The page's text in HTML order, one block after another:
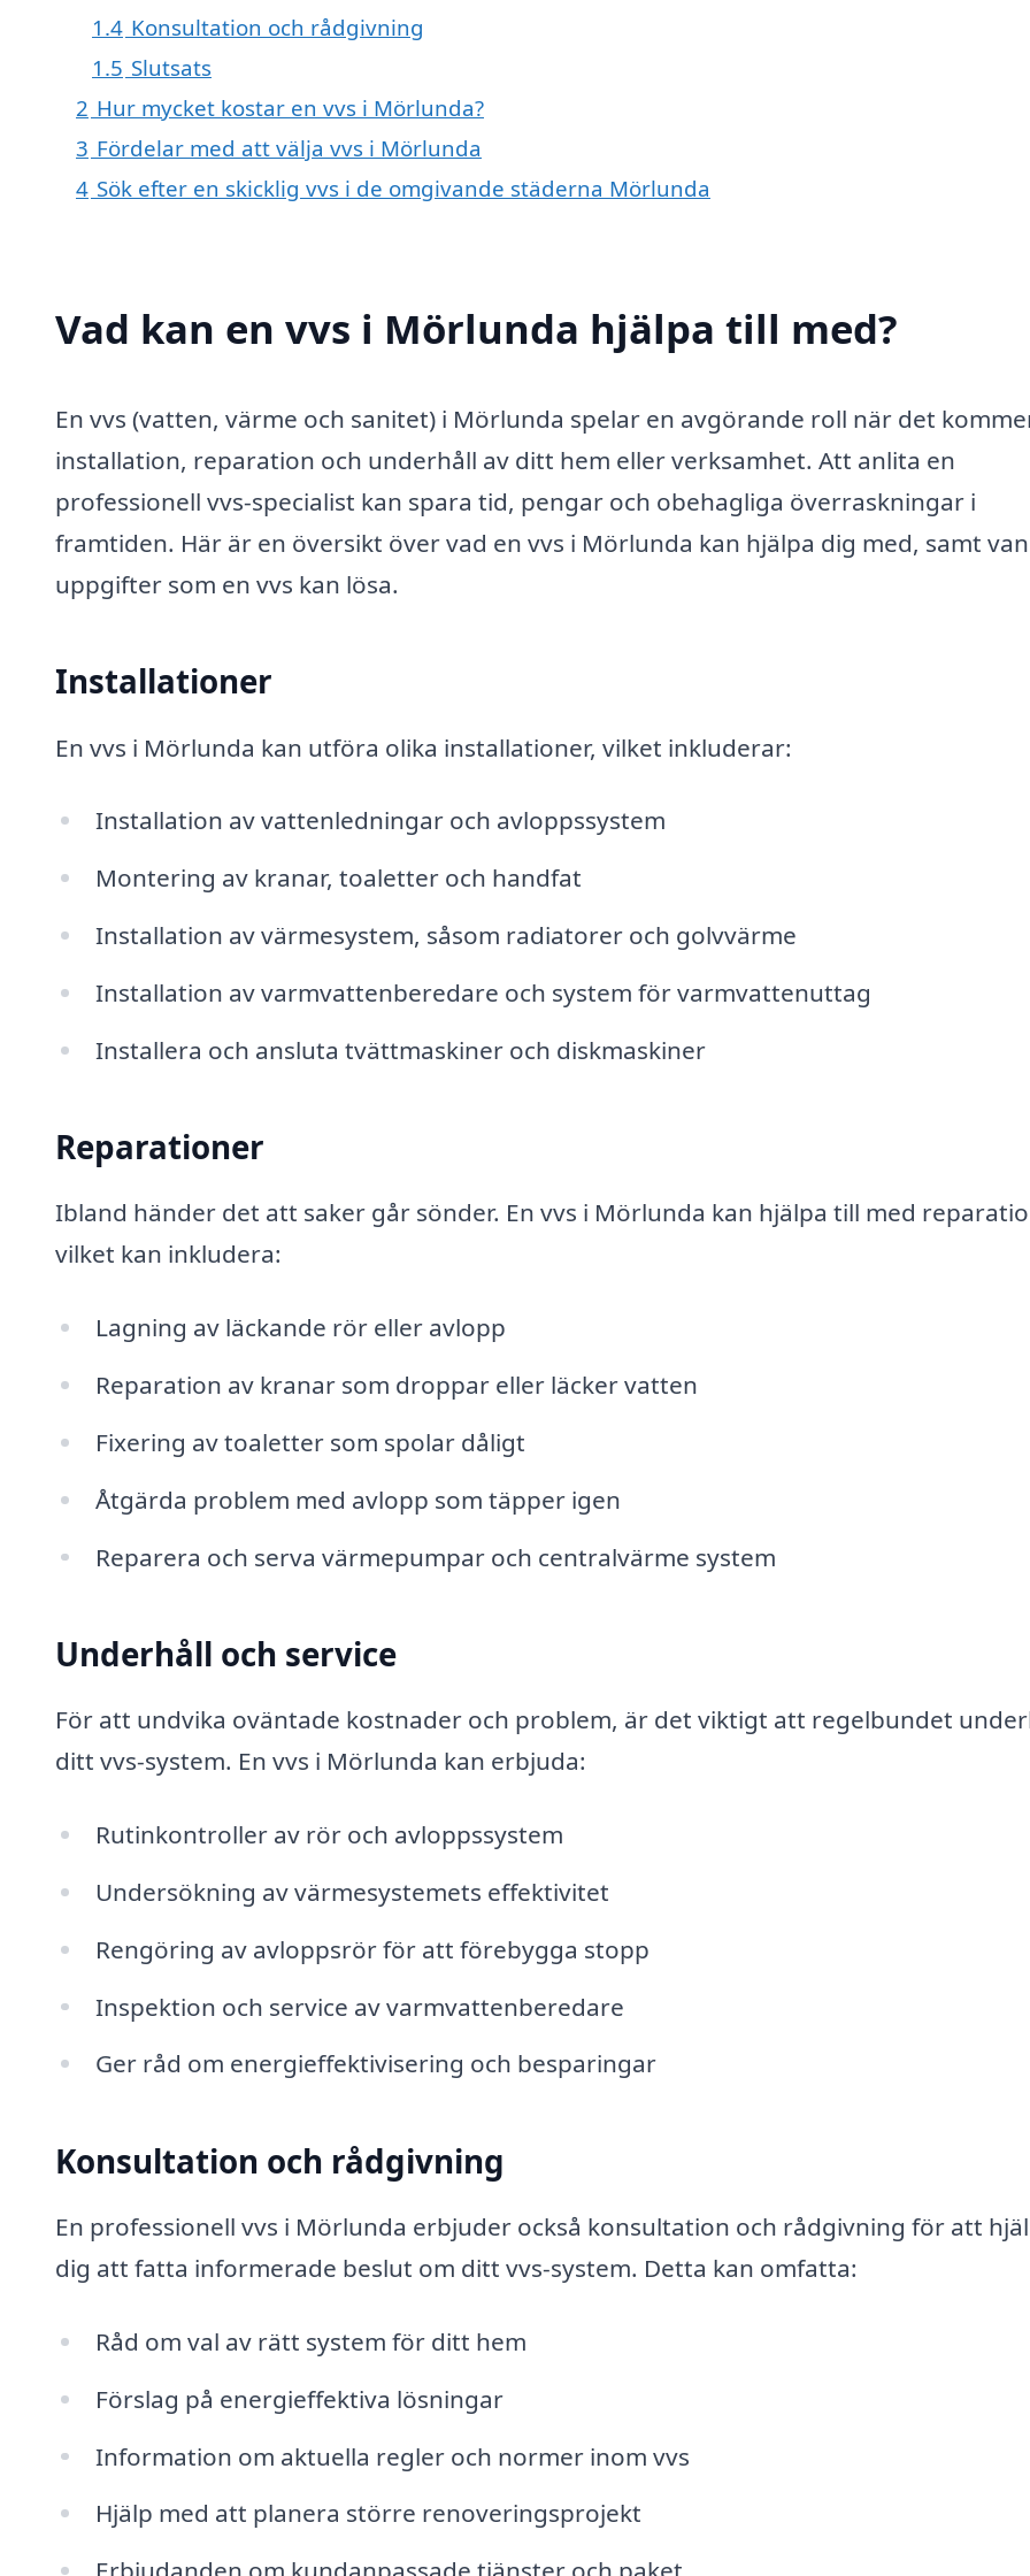
1.4 Konsultation och rådgivning
1.5 Slutsats
2 Hur mycket kostar en vvs i Mörlunda?
3 Fördelar med att välja vvs i Mörlunda
4 Sök efter en skicklig vvs i de omgivande städerna Mörlunda
Vad kan en vvs i Mörlunda hjälpa till med?
En vvs (vatten, värme och sanitet) i Mörlunda spelar en avgörande roll när det
installation, reparation och underhåll av ditt hem eller verksamhet. Att anlita en
professionell vvs-specialist kan spara tid, pengar och obehagliga överraskningar i
framtiden. Här är en översikt över vad en vvs i Mörlunda kan hjälpa dig med, samt
uppgifter som en vvs kan lösa.
Installationer
En vvs i Mörlunda kan utföra olika installationer, vilket inkluderar:
Installation av vattenledningar och avloppssystem
Montering av kranar, toaletter och handfat
Installation av värmesystem, såsom radiatorer och golvvärme
Installation av varmvattenberedare och system för varmvattenuttag
Installera och ansluta tvättmaskiner och diskmaskiner
Reparationer
Ibland händer det att saker går sönder. En vvs i Mörlunda kan hjälpa till med
vilket kan inkludera:
Lagning av läckande rör eller avlopp
Reparation av kranar som droppar eller läcker vatten
Fixering av toaletter som spolar dåligt
Åtgärda problem med avlopp som täpper igen
Reparera och serva värmepumpar och centralvärme system
Underhåll och service
För att undvika oväntade kostnader och problem, är det viktigt att regelbundet
ditt vvs-system. En vvs i Mörlunda kan erbjuda:
Rutinkontroller av rör och avloppssystem
Undersökning av värmesystemets effektivitet
Rengöring av avloppsrör för att förebygga stopp
Inspektion och service av varmvattenberedare
Ger råd om energieffektivisering och besparingar
Konsultation och rådgivning
En professionell vvs i Mörlunda erbjuder också konsultation och rådgivning för att
dig att fatta informerade beslut om ditt vvs-system. Detta kan omfatta:
Råd om val av rätt system för ditt hem
Förslag på energieffektiva lösningar
Information om aktuella regler och normer inom vvs
Hjälp med att planera större renoveringsprojekt